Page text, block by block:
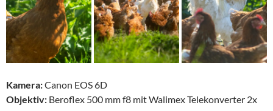
Kamera:Canon EOS 6D
Objektiv: Beroflex 500 mm f8 mit Walimex Telekonverter 2x